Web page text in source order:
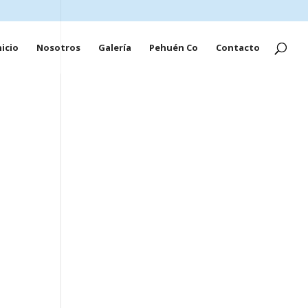
Nosotros Galería Pehuén Co Contacto